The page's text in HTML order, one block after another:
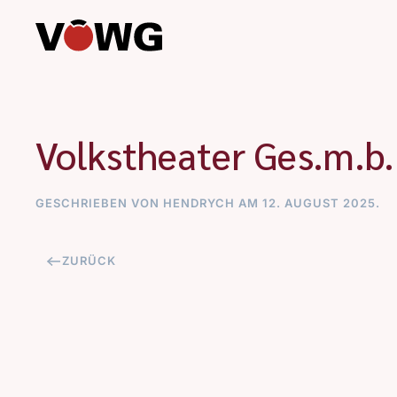
Zum Hauptinhalt springen
Volkstheater
GESCHRIEBEN VON HENDRYCH AM 12. AUGUST 2025.
ZURÜCK